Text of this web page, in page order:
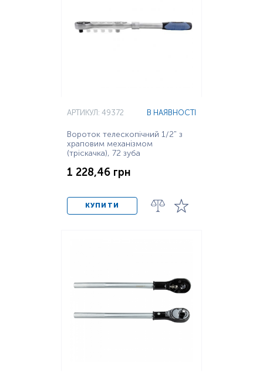
АРТИКУЛ: 49372 В НАЯВНОСТІ
Вороток телескопічний 1/2" з
храповим механізмом
(тріскачка), 72 зуба
1 228,46 грн
КУПИТИ